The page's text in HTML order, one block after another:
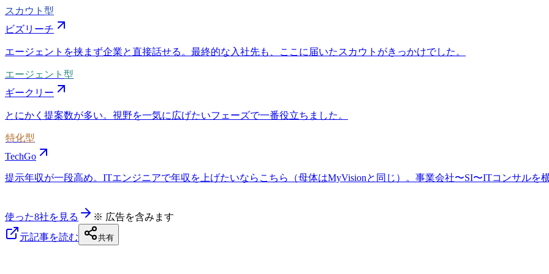
スカウト型
ビズリーチ
エージェントを挟まず企業と直接話せる。最終的な入社先も、ここに届いたスカウトがきっかけでした。
エージェント型
ギークリー
とにかく提案数が多い。視野を一気に広げたいフェーズで一番役立ちました。
特化型
TechGo
提示年収が一段高め。ITエンジニアで年収を上げたいならこちら（母体はMyVisionと同じ）。事業会社〜SI〜ITコンサルを横
使った8社を見る
※ 広告を含みます
元記事を読む
共有